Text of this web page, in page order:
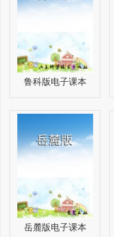
鲁科版电子课本
岳麓版电子课本